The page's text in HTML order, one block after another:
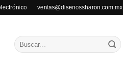
ventas@disenossharon.com.mx
Buscar
por: